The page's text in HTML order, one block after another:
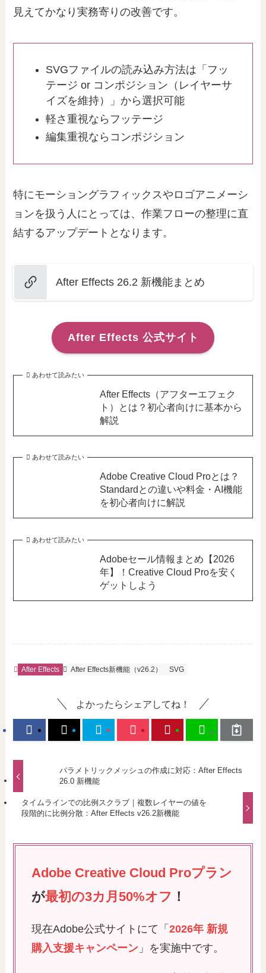
見えてかなり実務寄りの改善です。
SVGファイルの読み込み方法は「フッ
テージ or コンポジション（レイヤーサ
イズを維持）」から選択可能
軽さ重視ならフッテージ
編集重視ならコンポジション
特にモーショングラフィックスやロゴアニメーシ
ョンを扱う人にとっては、作業フローの整理に直
結するアップデートとなります。
After Effects 26.2 新機能まとめ
After Effects 公式サイト
あわせて読みたい
After Effects（アフターエフェク
ト）とは？初心者向けに基本から
解説
あわせて読みたい
Adobe Creative Cloud Proとは？
Standardとの違いや料金・AI機能
を初心者向けに解説
あわせて読みたい
Adobeセール情報まとめ【2026
年】！Creative Cloud Proを安く
ゲットしよう
After Effects After Effects新機能（v26.2） SVG
よかったらシェアしてね！
パラメトリックメッシュの作成に対応：After Effects
26.0 新機能
タイムラインでの比例スクラブ｜複数レイヤーの値を
段階的に比例分散：After Effects v26.2新機能
Adobe Creative Cloud Proプラン
が最初の3カ月50%オフ ！
現在Adobe公式サイトにて「2026年 新規
購入支援キャンペーン 」を実施中です。